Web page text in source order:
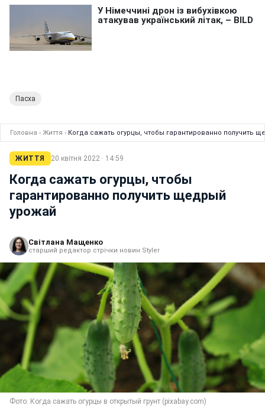
Пасха
Головна › Життя › Когда сажать огурцы, чтобы гарантированно получить
ЖИТТЯ 20 квітня 2022 · 14:59
Когда сажать огурцы, чтобы
гарантированно получить щедрый
урожай
Світлана Мащенко
старший редактор стрічки новин Styler
Фото: Когда сажать огурцы в открытый грунт (pixabay.com)